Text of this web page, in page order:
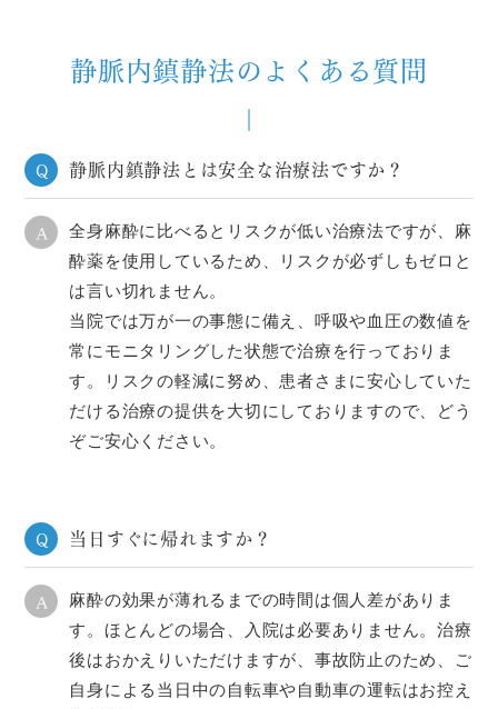
静脈内鎮静法のよくある質問
Q 静脈内鎮静法とは安全な治療法ですか？
A
全身麻酔に比べるとリスクが低い治療法ですが、麻
酔薬を使用しているため、リスクが必ずしもゼロと
は言い切れません。
当院では万が一の事態に備え、呼吸や血圧の数値を
常にモニタリングした状態で治療を行っておりま
す。リスクの軽減に努め、患者さまに安心していた
だける治療の提供を大切にしておりますので、どう
ぞご安心ください。
Q 当日すぐに帰れますか？
A
麻酔の効果が薄れるまでの時間は個人差がありま
す。ほとんどの場合、入院は必要ありません。治療
後はおかえりいただけますが、事故防止のため、ご
自身による当日中の自転車や自動車の運転はお控え